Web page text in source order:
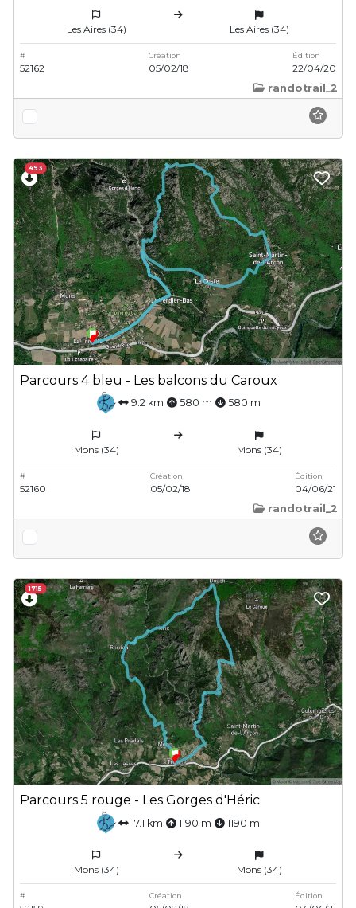
Les Aires (34) Les Aires (34)
#
52162
Création
05/02/18
Édition
22/04/20
randotrail_2
493
Parcours 4 bleu - Les balcons du Caroux
9.2 km 580 m 580 m
Mons (34) Mons (34)
#
52160
Création
05/02/18
Édition
04/06/21
randotrail_2
1715
Parcours 5 rouge - Les Gorges d'Héric
17.1 km 1190 m 1190 m
Mons (34) Mons (34)
# Création Édition